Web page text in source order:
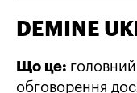
DEMINE
Що це:
обговорення